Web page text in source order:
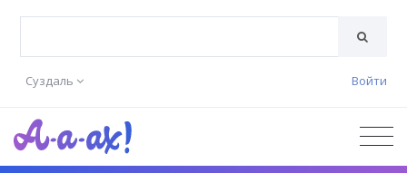
Суздаль Войти